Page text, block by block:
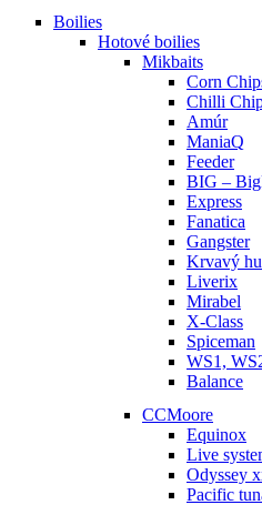
Boilies
Hotové boilies
Mikbaits
Corn
Chilli
Amúr
ManiaQ
Feeder
BIG –
Express
Fanatica
Gangster
Krvavý
Liverix
Mirabel
X-Class
Spiceman
WS1,
Balance
CCMoore
Equinox
Live
Odyssey
Pacific